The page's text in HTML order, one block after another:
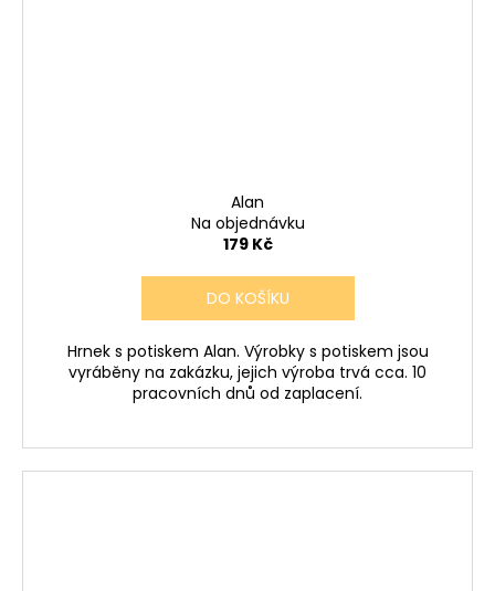
Alan
Na objednávku
179 Kč
DO KOŠÍKU
Hrnek s potiskem Alan. Výrobky s potiskem jsou
vyráběny na zakázku, jejich výroba trvá cca. 10
pracovních dnů od zaplacení.